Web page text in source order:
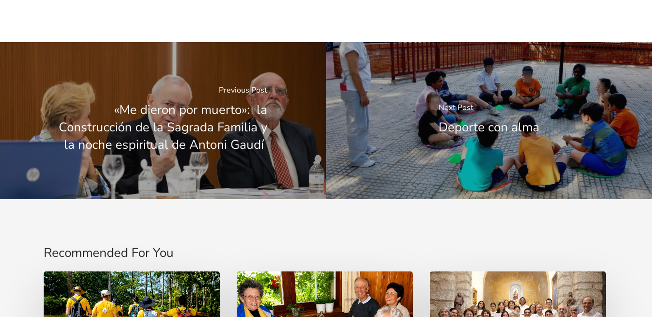
Previous Post
«Me dieron por muerto»: la
Construcción de la Sagrada Familia y
la noche espiritual de Antoni Gaudí
Next Post
Deporte con alma
Recommended For You
“Estoy
contigo”
:
Cardenal
Camillo
Ruini
La
voz
que